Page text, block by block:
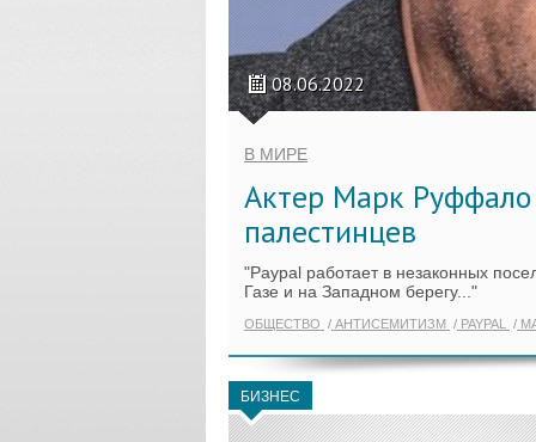
08.06.2022
В МИРЕ
Актер Марк Руффало
палестинцев
"Paypal работает в незаконных
Газе и на Западном берегу..."
ОБЩЕСТВО АНТИСЕМИТИЗМ PAYPAL
БИЗНЕС